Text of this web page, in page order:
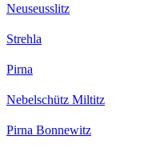
Neuseusslitz
Strehla
Pirna
Nebelschütz Miltitz
Pirna Bonnewitz